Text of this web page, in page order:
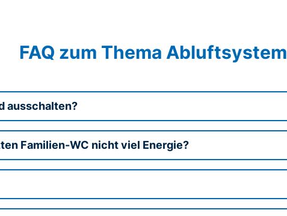
FAQ zum Thema Abluftsystem
ausschalten?
Familien-WC nicht viel Energie?